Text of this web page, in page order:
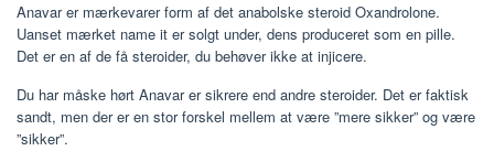
Anavar er mærkevarer form af det anabolske steroid Oxandrolone.
Uanset mærket name it er solgt under, dens produceret som en pille.
Det er en af ​​de få steroider, du behøver ikke at injicere.
Du har måske hørt Anavar er sikrere end andre steroider. Det er faktisk
sandt, men der er en stor forskel mellem at være ”mere sikker” og være
”sikker”.